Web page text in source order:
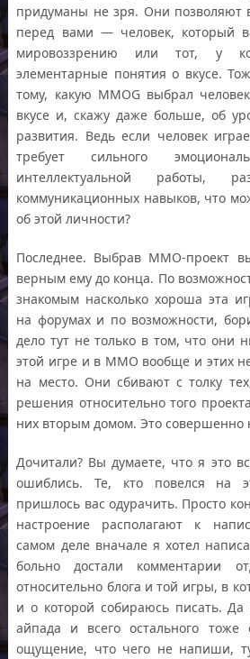
придуманы не зря. Они позволяют
перед вами — человек, который
мировоззрению или тот, у
элементарные понятия о вкусе.
тому, какую ММОG выбрал
вкусе и, скажу даже больше, об
развития. Ведь если человек
требует сильного
интеллектуальной работы,
коммуникационных навыков, что
об этой личности?
Последнее. Выбрав ММО-проект
верным ему до конца. По
знакомым насколько хороша эта
на форумах и по возможности,
дело тут не только в том, что они
этой игре и в ММО вообще и этих
на место. Они сбивают с толку
решения относительно того
них вторым домом. Это совершенно
Дочитали? Вы думаете, что я это
ошиблись. Те, кто повелся на
пришлось вас одурачить. Просто
настроение располагают к
самом деле вначале я хотел
больно достали комментарии
относительно блога и той игры, в
и о которой собираюсь писать.
айпада и всего остального тоже
ощущение, что чего не напиши,